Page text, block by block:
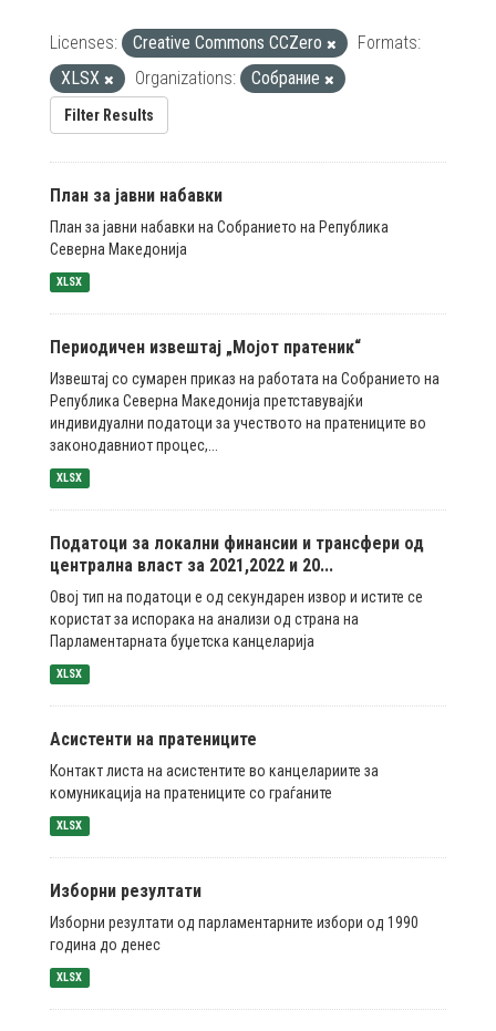
Licenses: Creative Commons CCZero
Formats:
XLSX
Organizations: Собрание
Filter Results
План за јавни набавки
План за јавни набавки на Собранието на Република
Северна Македонија
XLSX
Периодичен извештај „Мојот пратеник“
Извештај со сумарен приказ на работата на Собранието на
Република Северна Македонија претставувајќи
индивидуални податоци за учеството на пратениците во
законодавниот процес,...
XLSX
Податоци за локални финансии и трансфери од
централна власт за 2021,2022 и 20...
Овој тип на податоци е од секундарен извор и истите се
користат за испорака на анализи од страна на
Парламентарната буџетска канцеларија
XLSX
Асистенти на пратениците
Контакт листа на асистентите во канцелариите за
комуникација на пратениците со граѓаните
XLSX
Изборни резултати
Изборни резултати од парламентарните избори од 1990
година до денес
XLSX